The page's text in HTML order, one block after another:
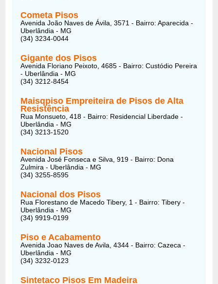
Cometa Pisos
Avenida João Naves de Ávila, 3571 - Bairro: Aparecida -
Uberlândia - MG
(34) 3234-0044
Gigante dos Pisos
Avenida Floriano Peixoto, 4685 - Bairro: Custódio Pereira
- Uberlândia - MG
(34) 3212-8454
Maisqpiso Empreiteira de Pisos de Alta
Resistência
Rua Monsueto, 418 - Bairro: Residencial Liberdade -
Uberlândia - MG
(34) 3213-1520
Nacional Pisos
Avenida José Fonseca e Silva, 919 - Bairro: Dona
Zulmira - Uberlândia - MG
(34) 3255-8595
Nacional dos Pisos
Rua Florestano de Macedo Tibery, 1 - Bairro: Tibery -
Uberlândia - MG
(34) 9919-0199
Piso e Acabamento
Avenida Joao Naves de Avila, 4344 - Bairro: Cazeca -
Uberlândia - MG
(34) 3232-0123
Sintetaco Pisos Em Madeira